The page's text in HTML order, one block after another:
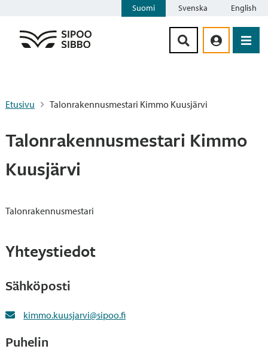
Suomi Svenska English
Etusivu Talonrakennusmestari Kimmo Kuusjärvi
Talonrakennusmestari Kimmo
Kuusjärvi
Talonrakennusmestari
Yhteystiedot
Sähköposti
kimmo.kuusjarvi@sipoo.fi
Puhelin